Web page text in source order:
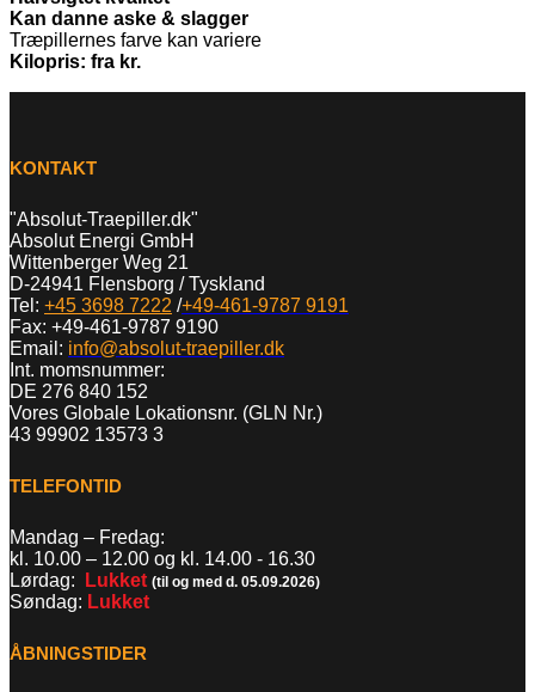
Kan danne aske & slagger
Træpillernes farve kan variere
Kilopris: fra kr.
KONTAKT
"Absolut-Traepiller.dk"
Absolut Energi GmbH
Wittenberger Weg 21
D-24941 Flensborg / Tyskland
Tel: +45 3698 7222 /+49-461-9787 9191
Fax: +49-461-9787 9190
Email: info@absolut-traepiller.dk
Int. momsnummer:
DE 276 840 152
Vores Globale Lokationsnr. (GLN Nr.)
43 99902 13573 3
TELEFONTID
Mandag – Fredag:
kl. 10.00 – 12.00 og kl. 14.00 - 16.30
Lørdag:
Lukket (til og med d. 05.09.2026)
Søndag: Lukket
ÅBNINGSTIDER